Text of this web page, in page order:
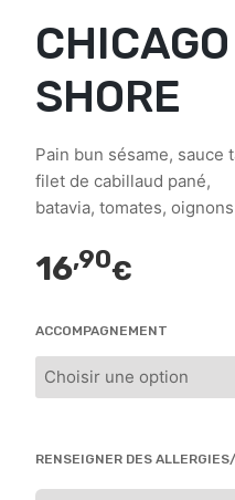
SHORE
Pain bun sésame, sauce
filet de cabillaud pané,
batavia, tomates,
16,90€
ACCOMPAGNEMENT
RENSEIGNER DES